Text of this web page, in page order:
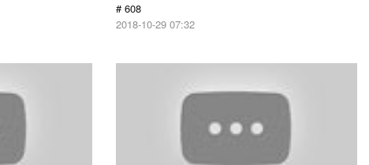
# 608
2018-10-29 07:32